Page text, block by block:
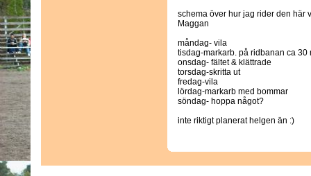
schema över hur jag rider den här
Maggan
måndag- vila
tisdag-markarb. på ridbanan ca 30
onsdag- fältet & klättrade
torsdag-skritta ut
fredag-vila
lördag-markarb med bommar
söndag- hoppa något?
inte riktigt planerat helgen än :)